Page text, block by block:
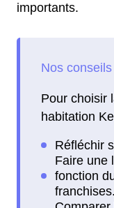
importants.
Pour choisir
habitation